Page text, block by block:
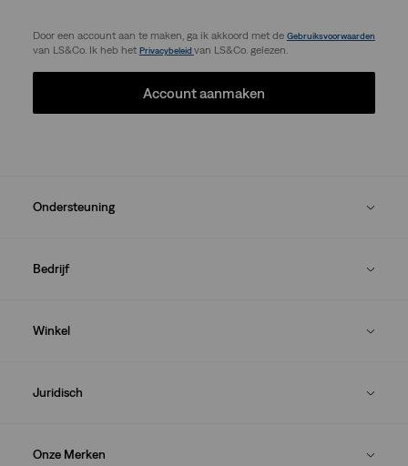
Door een account aan te maken, ga ik akkoord met de Gebruiksvoorwaarden
van LS&Co. Ik heb het Privacybeleid van LS&Co. gelezen.
Account aanmaken
Ondersteuning
Bedrijf
Winkel
Juridisch
Onze Merken